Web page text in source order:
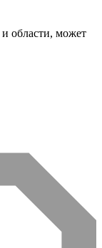
и области, может